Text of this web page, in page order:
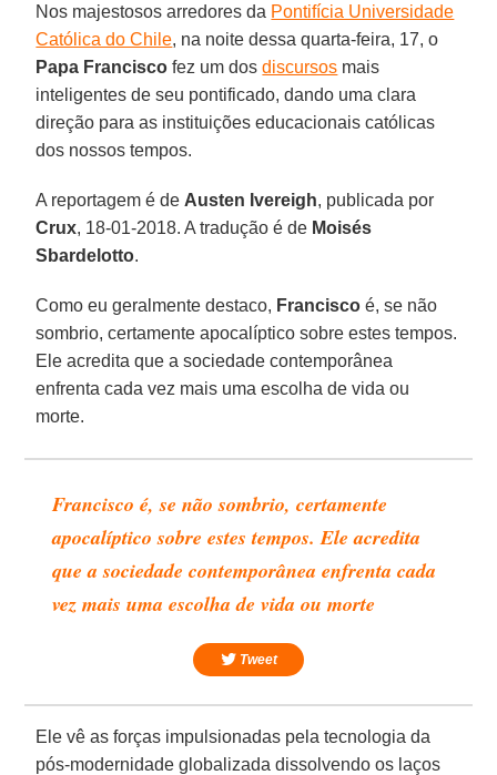
Nos majestosos arredores da Pontifícia Universidade
Católica do Chile, na noite dessa quarta-feira, 17, o
Papa Francisco fez um dosdiscursos mais
inteligentes de seu pontificado, dando uma clara
direção para as instituições educacionais católicas
dos nossos tempos.
A reportagem é de Austen Ivereigh, publicada por
Crux, 18-01-2018. A tradução é de Moisés
Sbardelotto.
Como eu geralmente destaco, Francisco é, se não
sombrio, certamente apocalíptico sobre estes tempos.
Ele acredita que a sociedade contemporânea
enfrenta cada vez mais uma escolha de vida ou
morte.
Francisco é, se não sombrio, certamente
apocalíptico sobre estes tempos. Ele acredita
que a sociedade contemporânea enfrenta cada
vez mais uma escolha de vida ou morte
Tweet
Ele vê as forças impulsionadas pela tecnologia da
pós-modernidade globalizada dissolvendo os laços